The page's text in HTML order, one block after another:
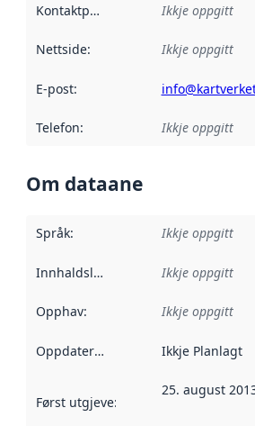
Kontaktpunkt Ikkje oppgitt
Nettside: Ikkje oppgitt
E-post:
Telefon: Ikkje oppgitt
Om dataane
Språk: Ikkje oppgitt
Innhaldsleverandørar :
Ikkje oppgitt
Opphav: Ikkje oppgitt
Oppdateringsfrekvens :
Ikkje Planlagt
Først utgjeve: Denne datoen seier
25. august